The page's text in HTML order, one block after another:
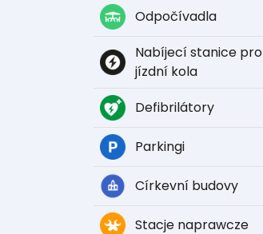
Odpočívadla
Nabíjecí stanice pro
jízdní kola
Defibrilátory
Parkingi
Církevní budovy
Stacje naprawcze